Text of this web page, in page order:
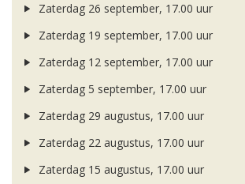
Zaterdag 26 september, 17.00 uur
Zaterdag 19 september, 17.00 uur
Zaterdag 12 september, 17.00 uur
Zaterdag 5 september, 17.00 uur
Zaterdag 29 augustus, 17.00 uur
Zaterdag 22 augustus, 17.00 uur
Zaterdag 15 augustus, 17.00 uur